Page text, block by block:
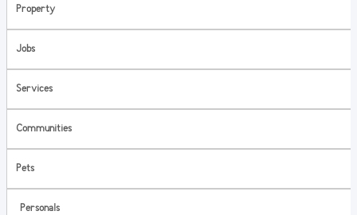
Property
Jobs
Services
Communities
Pets
Personals